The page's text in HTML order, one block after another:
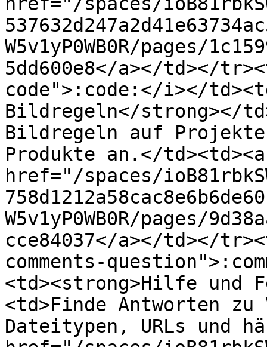
W5v1yP0WB0R/pages/
5dd600e8</a></td></
code">:code:</i></
Bildregeln</strong></
Bildregeln auf
Produkte an.</td><td><a
href="/spaces/
W5v1yP0WB0R/pages/
cce84037</a></td></
comments-
<td><strong>Hilfe und
<td>Finde Antworten
Dateitypen, URLs und